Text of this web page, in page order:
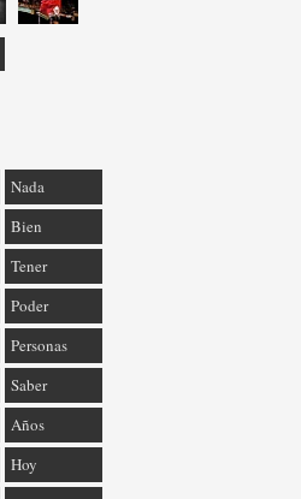
Nada
Bien
Tener
Poder
Personas
Saber
Años
Hoy